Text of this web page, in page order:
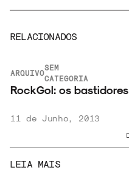
RELACIONADOS
ARQUIVO
SEM
CATEGORIA
RockGol: os bastidores
11 de Junho, 2013
LEIA MAIS